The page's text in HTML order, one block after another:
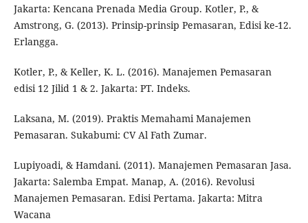
Jakarta: Kencana Prenada Media Group. Kotler, P., &
Amstrong, G. (2013). Prinsip-prinsip Pemasaran, Edisi ke-12.
Erlangga.
Kotler, P., & Keller, K. L. (2016). Manajemen Pemasaran
edisi 12 Jilid 1 & 2. Jakarta: PT. Indeks.
Laksana, M. (2019). Praktis Memahami Manajemen
Pemasaran. Sukabumi: CV Al Fath Zumar.
Lupiyoadi, & Hamdani. (2011). Manajemen Pemasaran Jasa.
Jakarta: Salemba Empat. Manap, A. (2016). Revolusi
Manajemen Pemasaran. Edisi Pertama. Jakarta: Mitra
Wacana